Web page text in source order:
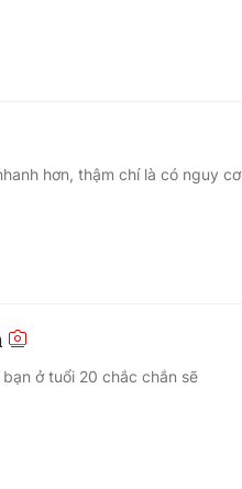
hơn, thậm chí là có nguy cơ
ở tuổi 20 chắc chắn sẽ